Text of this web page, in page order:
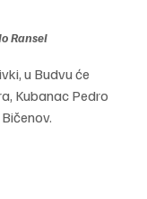
Ransel
u Budvu će
Kubanac Pedro